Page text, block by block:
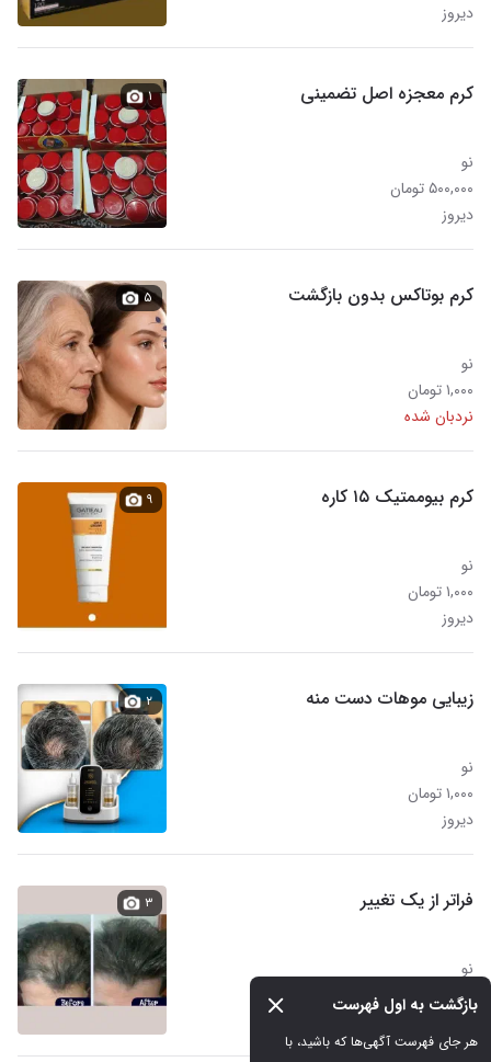
بازگشت به اول فهرست
دیروز
کرم معجزه اصل تضمینی
نو
۵۰۰,۰۰۰ تومان
دیروز
۱
کرم بوتاکس بدون بازگشت
نو
۱,۰۰۰ تومان
نردبان شده
۵
کرم بیوممتیک ۱۵ کاره
نو
۱,۰۰۰ تومان
دیروز
۹
زیبایی موهات دست منه
نو
۱,۰۰۰ تومان
دیروز
۲
فراتر از یک تغییر
نو
۵,۰۰۰ تومان
دیروز
۳